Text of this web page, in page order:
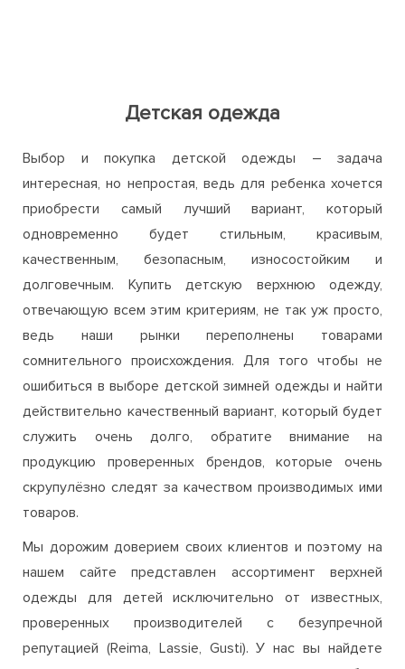
Детская одежда
Выбор и покупка детской одежды – задача
интересная, но непростая, ведь для ребенка хочется
приобрести самый лучший вариант, который
одновременно будет стильным, красивым,
качественным, безопасным, износостойким и
долговечным. Купить детскую верхнюю одежду,
отвечающую всем этим критериям, не так уж просто,
ведь наши рынки переполнены товарами
сомнительного происхождения. Для того чтобы не
ошибиться в выборе детской зимней одежды и найти
действительно качественный вариант, который будет
служить очень долго, обратите внимание на
продукцию проверенных брендов, которые очень
скрупулёзно следят за качеством производимых ими
товаров.
Мы дорожим доверием своих клиентов и поэтому на
нашем сайте представлен ассортимент верхней
одежды для детей исключительно от известных,
проверенных производителей с безупречной
репутацией (Reima, Lassie, Gusti). У нас вы найдете